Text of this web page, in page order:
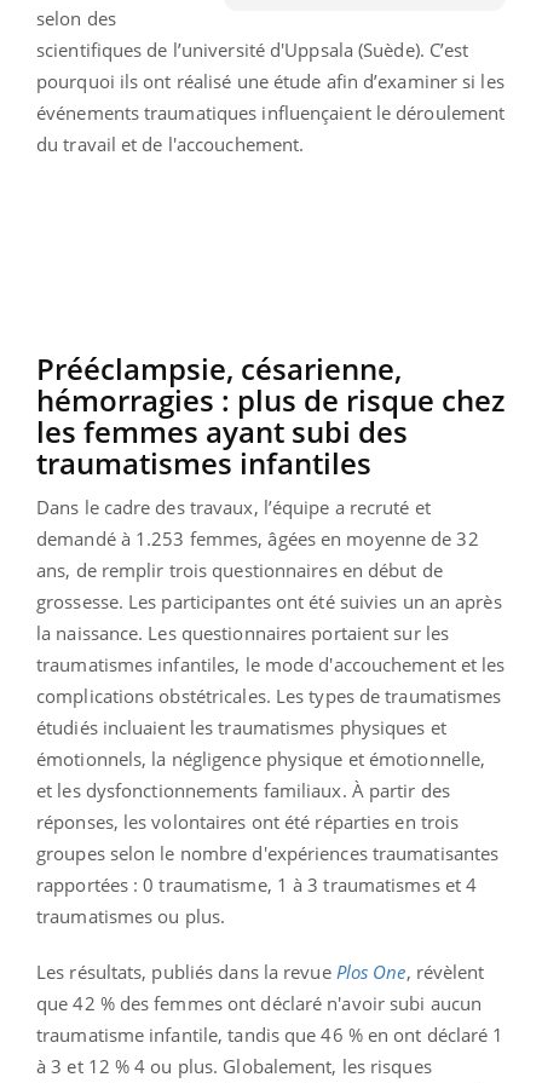
selon des
scientifiques de l’université d'Uppsala (Suède). C’est
pourquoi ils ont réalisé une étude afin d’examiner si les
événements traumatiques influençaient le déroulement
du travail et de l'accouchement.
Prééclampsie, césarienne,
hémorragies : plus de risque chez
les femmes ayant subi des
traumatismes infantiles
Dans le cadre des travaux, l’équipe a recruté et
demandé à 1.253 femmes, âgées en moyenne de 32
ans, de remplir trois questionnaires en début de
grossesse. Les participantes ont été suivies un an après
la naissance. Les questionnaires portaient sur les
traumatismes infantiles, le mode d'accouchement et les
complications obstétricales. Les types de traumatismes
étudiés incluaient les traumatismes physiques et
émotionnels, la négligence physique et émotionnelle,
et les dysfonctionnements familiaux. À partir des
réponses, les volontaires ont été réparties en trois
groupes selon le nombre d'expériences traumatisantes
rapportées : 0 traumatisme, 1 à 3 traumatismes et 4
traumatismes ou plus.
Les résultats, publiés dans la revue Plos One, révèlent
que 42 % des femmes ont déclaré n'avoir subi aucun
traumatisme infantile, tandis que 46 % en ont déclaré 1
à 3 et 12 % 4 ou plus. Globalement, les risques